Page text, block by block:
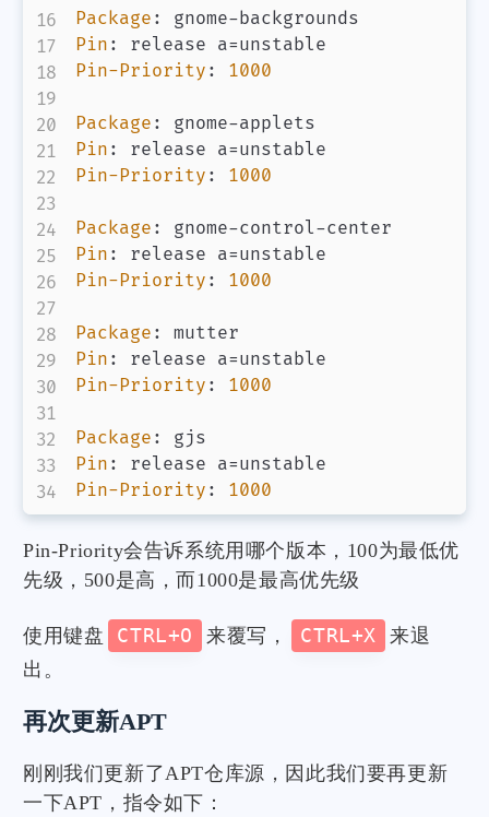
微信
Package : gnome-
Pin :
Pin-Priority : 1000
Package : gnome-
Pin :
Pin-Priority : 1000
Package : gnome-control-
Pin :
Pin-Priority : 1000
Package :
Pin :
Pin-Priority : 1000
Package :
Pin :
Pin-Priority : 1000
Pin-Priority会告诉系统用哪个版本，100为最低优
先级，500是高，而1000是最高优先级
使用键盘 CTRL+O 来覆写， CTRL+X
来退
出。
再次更新APT
刚刚我们更新了APT仓库源，因此我们要再更新
一下APT，指令如下：